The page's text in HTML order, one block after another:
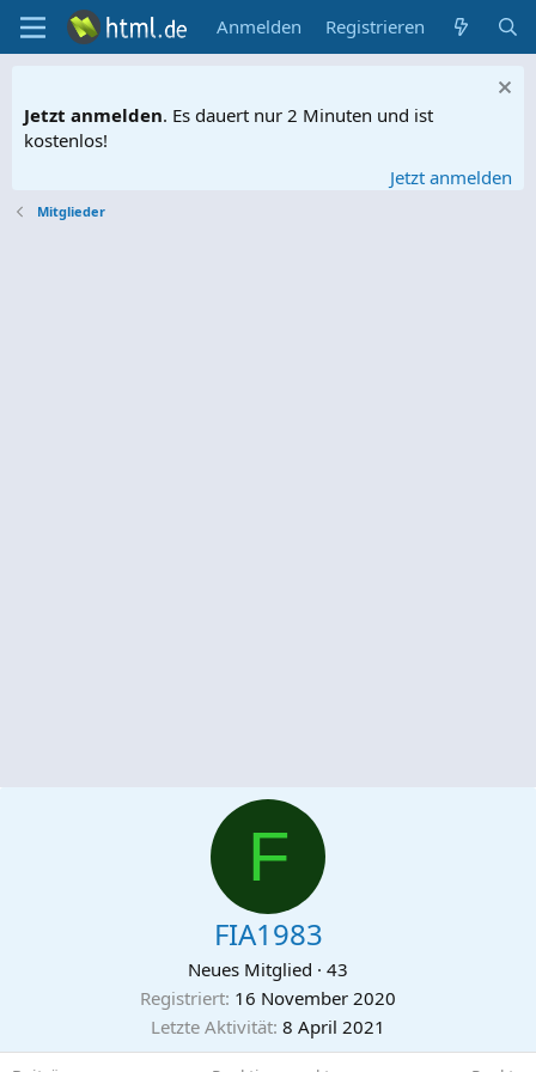
Anmelden Registrieren
Jetzt anmelden. Es dauert nur 2 Minuten und ist
kostenlos!
Jetzt anmelden
Mitglieder
F
FIA1983
Neues Mitglied · 43
Registriert 16 November 2020
Letzte Aktivität 8 April 2021